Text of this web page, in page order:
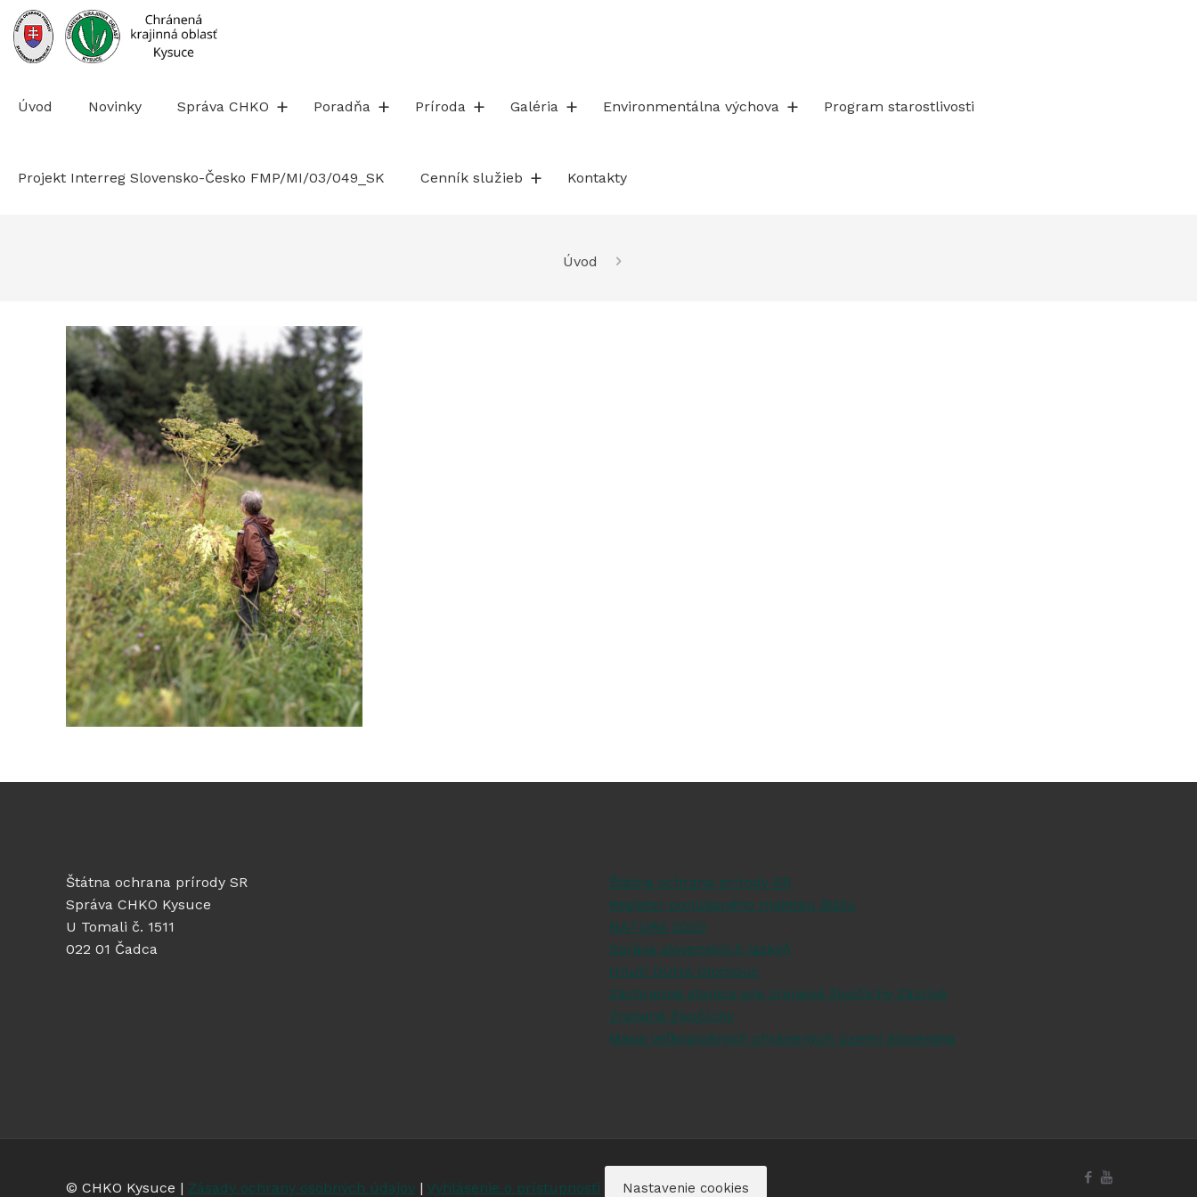
Prejsť
na
obsah
Úvod Novinky Správa CHKO Poradňa Príroda Galéria Environmentálna výchova Program starostlivosti
Projekt Interreg Slovensko-Česko FMP/MI/03/049_SK Cenník služieb Kontakty
Úvod
Štátna ochrana prírody SR
Správa CHKO Kysuce
U Tomali č. 1511
022 01 Čadca
Štátna ochrana prírody SR
Register ponúkaného majetku štátu
NATURA 2000
Správa slovenských jaskýň
Hnutí DUHA Olomouc
Záchranná stanica pre zranené živočíchy Zázrivá
Zranené živočíchy
Mapa veľkoplošných chránených území Slovenska
© CHKO Kysuce | Zásady ochrany osobných údajov | Vyhlásenie o prístupnosti Nastavenie cookies